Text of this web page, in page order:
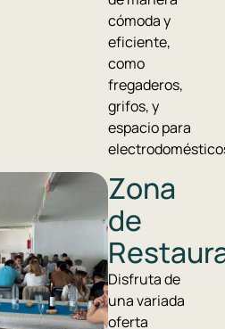
cómoda y
eficiente,
como
fregaderos,
grifos, y
espacio para
Zona
de
Disfruta de
una variada
oferta